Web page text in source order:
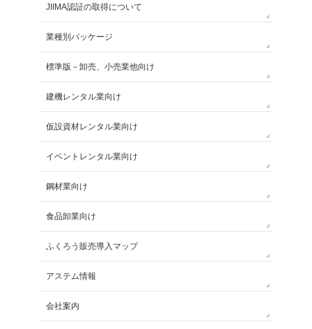
JIIMA認証の取得について
業種別パッケージ
標準版－卸売、小売業他向け
建機レンタル業向け
仮設資材レンタル業向け
イベントレンタル業向け
鋼材業向け
食品卸業向け
ふくろう販売導入マップ
アステム情報
会社案内